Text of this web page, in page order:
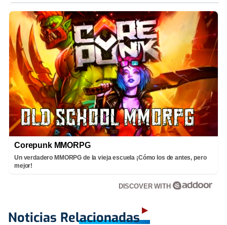
Corepunk MMORPG
Un verdadero MMORPG de la vieja escuela ¡Cómo los de antes, pero
mejor!
DISCOVER WITH
Noticias Relacionadas